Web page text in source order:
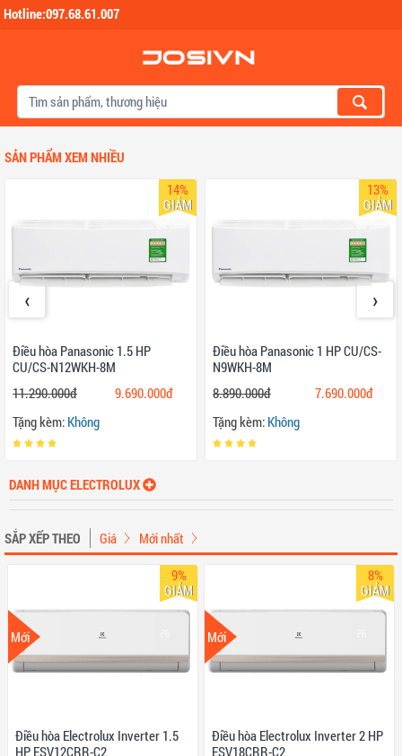
Hotline:097.68.61.007
SẢN PHẨM XEM NHIỀU
Điều hòa Panasonic 1.5 HP
CU/CS-N12WKH-8M
11.290.000đ
9.690.000đ
Tặng kèm: Không
14%
GIẢM
Điều hòa Panasonic 1 HP CU/CS-
N9WKH-8M
8.890.000đ
7.690.000đ
Tặng kèm: Không
13%
GIẢM
‹ ›
DANH MỤC ELECTROLUX
SẮP XẾP THEO Giá Mới nhất
Điều hòa Electrolux Inverter 1.5
HP ESV12CRR-C2
Mới
9%
GIẢM
Điều hòa Electrolux Inverter 2 HP
ESV18CRR-C2
Mới
8%
GIẢM